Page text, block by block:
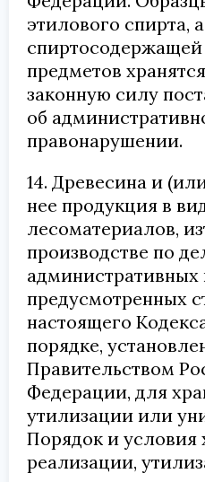
этилового спирта,
предметов
законную силу
об
правонарушении.
14. Древесина и
нее продукция в
лесоматериалов,
производстве по
административных
предусмотренных
настоящего
порядке,
Правительством
Федерации, для
утилизации или
Порядок и условия
реализации,